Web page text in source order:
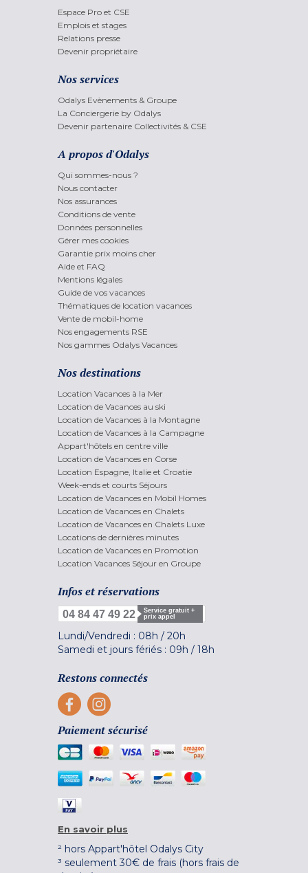
Espace Pro et CSE
Emplois et stages
Relations presse
Devenir propriétaire
Nos services
Odalys Evènements & Groupe
La Conciergerie by Odalys
Devenir partenaire Collectivités & CSE
A propos d'Odalys
Qui sommes-nous ?
Nous contacter
Nos assurances
Conditions de vente
Données personnelles
Gérer mes cookies
Garantie prix moins cher
Aide et FAQ
Mentions légales
Guide de vos vacances
Thématiques de location vacances
Vente de mobil-home
Nos engagements RSE
Nos gammes Odalys Vacances
Nos destinations
Location Vacances à la Mer
Location de Vacances au ski
Location de Vacances à la Montagne
Location de Vacances à la Campagne
Appart'hôtels en centre ville
Location de Vacances en Corse
Location Espagne, Italie et Croatie
Week-ends et courts Séjours
Location de Vacances en Mobil Homes
Location de Vacances en Chalets
Location de Vacances en Chalets Luxe
Locations de dernières minutes
Location de Vacances en Promotion
Location Vacances Séjour en Groupe
Infos et réservations
04 84 47 49 22
Service gratuit +
prix appel
Lundi/Vendredi : 08h / 20h
Samedi et jours fériés : 09h / 18h
Restons connectés
Paiement sécurisé
En savoir plus
² hors Appart'hôtel Odalys City
³ seulement 30€ de frais (hors frais de